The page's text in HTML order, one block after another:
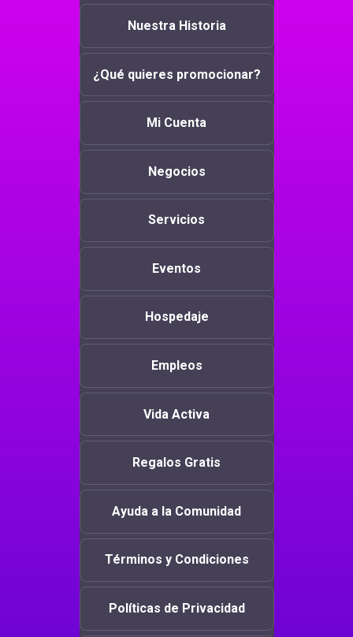
Nuestra Historia
¿Qué quieres promocionar?
Mi Cuenta
Negocios
Servicios
Eventos
Hospedaje
Empleos
Vida Activa
Regalos Gratis
Ayuda a la Comunidad
Términos y Condiciones
Políticas de Privacidad